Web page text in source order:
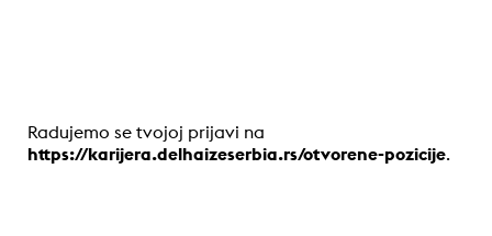
Radujemo se tvojoj prijavi na
https://karijera.delhaizeserbia.rs/otvorene-pozicije.